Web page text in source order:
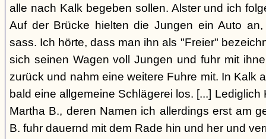
alle nach Kalk begeben sollen. Alster und ich
Auf der Brücke hielten die Jungen ein Auto
sass. Ich hörte, dass man ihn als "Freier"
sich seinen Wagen voll Jungen und fuhr mit
zurück und nahm eine weitere Fuhre mit. In Kalk
bald eine allgemeine Schlägerei los. [...]
Martha B., deren Namen ich allerdings erst am
B. fuhr dauernd mit dem Rade hin und her und